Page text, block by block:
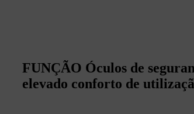
FUNÇÃO Óculos de
elevado conforto de